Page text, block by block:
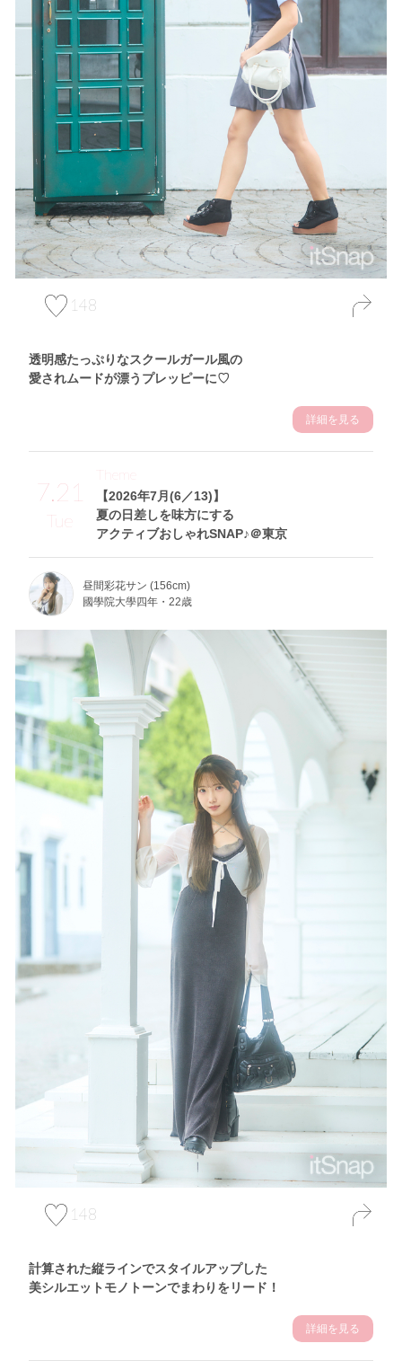
148
透明感たっぷりなスクールガール風の
愛されムードが漂うプレッピーに♡
詳細を見る
7.21
Tue
【2026年7月(6／13)】
夏の日差しを味方にする
アクティブおしゃれSNAP♪＠東京
Theme
昼間彩花サン (156cm)
國學院大學四年・22歳
148
計算された縦ラインでスタイルアップした
美シルエットモノトーンでまわりをリード！
詳細を見る